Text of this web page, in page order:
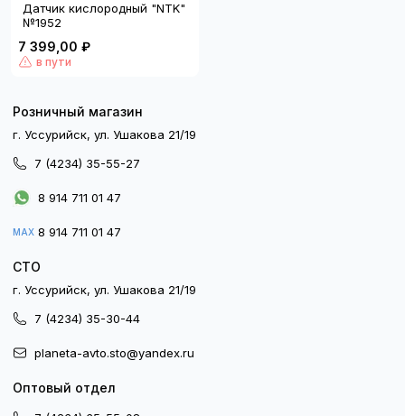
Датчик кислородный "NTK"
№1952
7 399,00 ₽
в пути
Розничный магазин
г. Уссурийск, ул. Ушакова 21/19
7 (4234) 35-55-27
8 914 711 01 47
MAX 8 914 711 01 47
СТО
г. Уссурийск, ул. Ушакова 21/19
7 (4234) 35-30-44
planeta-avto.sto@yandex.ru
Оптовый отдел